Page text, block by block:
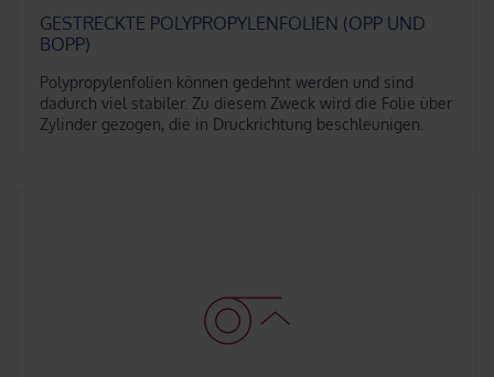
GESTRECKTE POLYPROPYLENFOLIEN (OPP UND
BOPP)
Polypropylenfolien können gedehnt werden und sind
dadurch viel stabiler. Zu diesem Zweck wird die Folie über
Zylinder gezogen, die in Druckrichtung beschleunigen.